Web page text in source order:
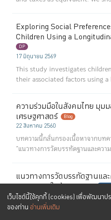
เว็บไซต์นี้ใช้คุกกี้ (cookies) เพื่อพัฒนาป
ของท่าน อ่านเพิ่มเติม
Exploring Social
Children Using a
DP
17 มิถุนายน 2569
This study investigates
their associated factors using
ความร่วมมือในสังคมไทย มุม
เศรษฐศาสตร์
Blog
22 สิงหาคม 2560
บทความนี้กลั่นกรองเนื้อหาจากบทค
“แนวทางการวัดบรรทัดฐานและคว
แนวทางการวัดบรรทัดฐานแ
การทดลองในห้องทดลอง
19 ธันวาคม 2559
การตัดสินใจของคนในสังคมไทยคำ